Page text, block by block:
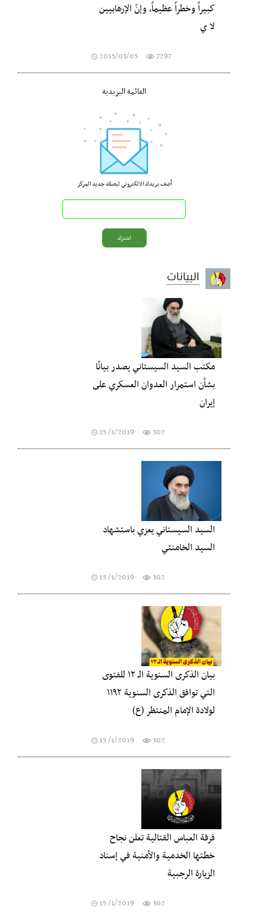
كبيراً وخطراً عظيماً، وإنّ الإرهابيين
لا ي
2015/03/05 7297
القائمة البريدية
أضف بريدك الالكتروني ليصلك جديد المركز
البيانات
مكتب السيد السيستاني يصدر بيانًا
بشأن استمرار العدوان العسكري على
إيران
15 /1/2019 302
السيد السيستاني يعزي باستشهاد
السيد الخامنئي
15 /1/2019 302
بيان الذكرى السنوية الـ ١٢ للفتوى
التي توافق الذكرى السنوية ١١٩٢
لولادة الإمام المنتظر (ع)
15 /1/2019 302
فرقة العباس القتالية تعلن نجاح
خطتها الخدمية والأمنية في إسناد
الزيارة الرجبية
15 /1/2019 302